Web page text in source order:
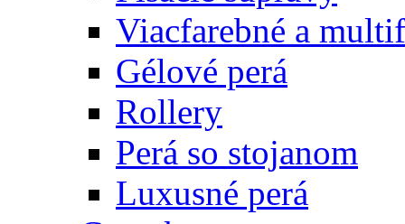
Viacfarebné a
Gélové perá
Rollery
Perá so stojanom
Luxusné perá